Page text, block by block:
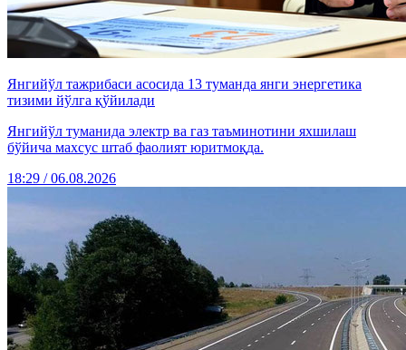
Янгийўл тажрибаси асосида 13 туманда янги энергетика
тизими йўлга қўйилади
Янгийўл туманида электр ва газ таъминотини яхшилаш
бўйича махсус штаб фаолият юритмоқда.
18:29 / 06.08.2026